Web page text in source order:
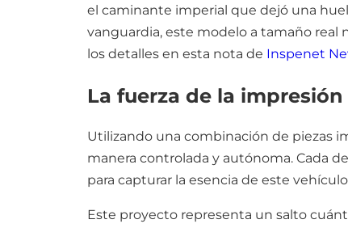
el caminante imperial que dejó una
vanguardia, este modelo a tamaño
los detalles en esta nota de Inspenet
La fuerza de la impresión
Utilizando una combinación de piezas
manera controlada y autónoma. Cada
para capturar la esencia de este
Este proyecto representa un salto